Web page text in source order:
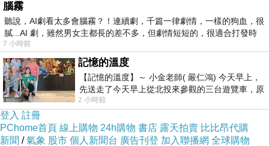
腦霧
聽說，AI劇看太多會腦霧？！連續劇，千篇一律劇情，一樣的狗血，很
膩...AI 劇，雖然男女主都長的差不多，但劇情短短的，很適合打發時
7 小時前
記憶的溫度
【記憶的溫度】～ 小金老師( 嚴仁鴻) 今天早上，
先送走了今天早上從北投來參觀的三台遊覽車，原
以為展場已經差不多要安靜下來，卻發
2 小時前
登入 註冊
PChome首頁 線上購物 24h購物 書店 露天拍賣 比比昂代購
新聞 /氣象 股市 個人新聞台 廣告刊登 加入聯播網 全球購物